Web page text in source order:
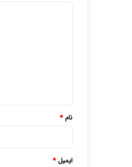
نام*
ایمیل*